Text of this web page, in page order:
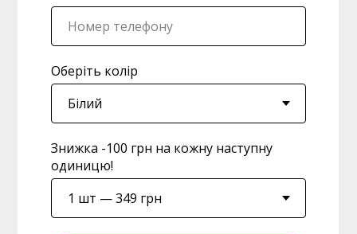
Оберіть колір
Знижка -100 грн на кожну наступну
одиницю!